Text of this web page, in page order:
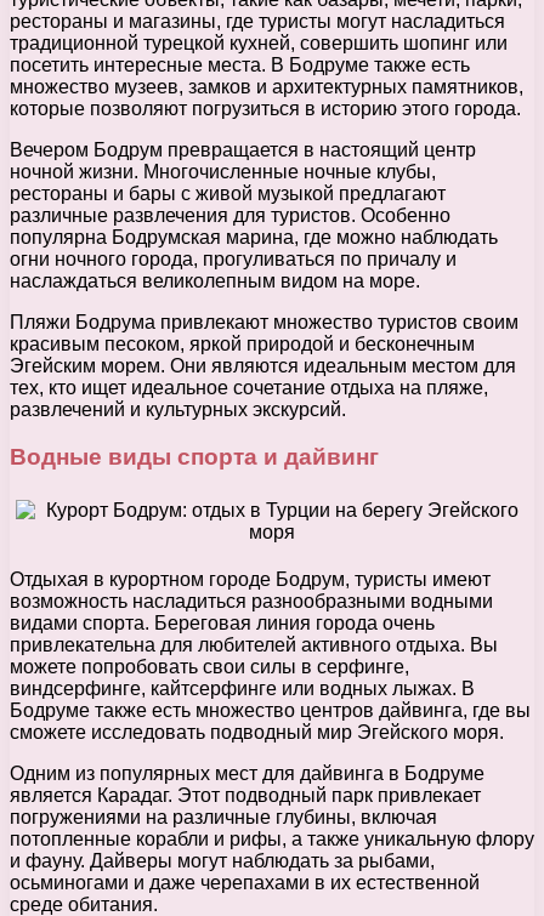
рестораны и магазины, где туристы могут насладиться
традиционной турецкой кухней, совершить шопинг или
посетить интересные места. В Бодруме также есть
множество музеев, замков и архитектурных памятников,
которые позволяют погрузиться в историю этого города.
Вечером Бодрум превращается в настоящий центр
ночной жизни. Многочисленные ночные клубы,
рестораны и бары с живой музыкой предлагают
различные развлечения для туристов. Особенно
популярна Бодрумская марина, где можно наблюдать
огни ночного города, прогуливаться по причалу и
наслаждаться великолепным видом на море.
Пляжи Бодрума привлекают множество туристов своим
красивым песоком, яркой природой и бесконечным
Эгейским морем. Они являются идеальным местом для
тех, кто ищет идеальное сочетание отдыха на пляже,
развлечений и культурных экскурсий.
Водные виды спорта и дайвинг
Отдыхая в курортном городе Бодрум, туристы имеют
возможность насладиться разнообразными водными
видами спорта. Береговая линия города очень
привлекательна для любителей активного отдыха. Вы
можете попробовать свои силы в серфинге,
виндсерфинге, кайтсерфинге или водных лыжах. В
Бодруме также есть множество центров дайвинга, где вы
сможете исследовать подводный мир Эгейского моря.
Одним из популярных мест для дайвинга в Бодруме
является Карадаг. Этот подводный парк привлекает
погружениями на различные глубины, включая
потопленные корабли и рифы, а также уникальную флору
и фауну. Дайверы могут наблюдать за рыбами,
осьминогами и даже черепахами в их естественной
среде обитания.